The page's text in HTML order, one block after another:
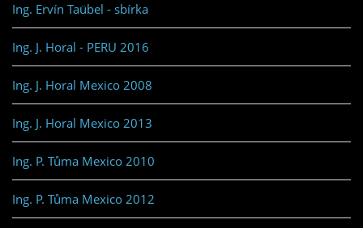
Ing. Ervín Taübel - sbírka
Ing. J. Horal - PERU 2016
Ing. J. Horal Mexico 2008
Ing. J. Horal Mexico 2013
Ing. P. Tůma Mexico 2010
Ing. P. Tůma Mexico 2012